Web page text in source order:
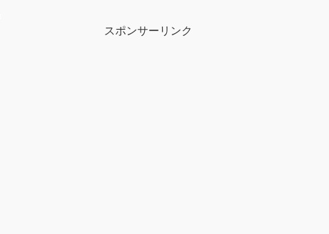
スポンサーリンク